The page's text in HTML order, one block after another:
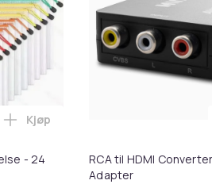
- 24
Legg Nettingposer i A4-
Kjøp
RCA til HDMI
Adapter